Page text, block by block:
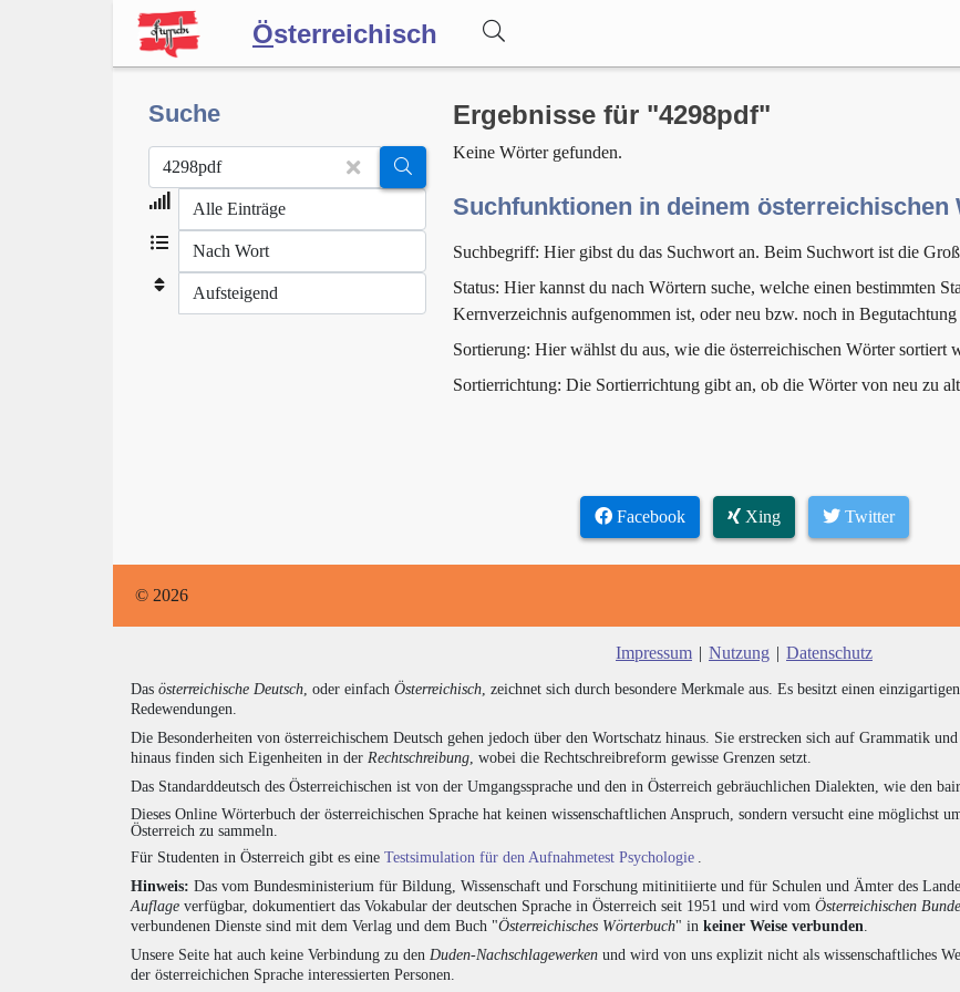
Österreichisch
Wörterbuch
Forum
Blog
Suche Ergebnisse für "4298pdf"
Keine Wörter gefunden.
Suchfunktionen in deinem österreichischen
Suchbegriff: Hier gibst du das Suchwort an. Beim Suchwort ist die
Status: Hier kannst du nach Wörtern suche, welche einen bestimmten
Kernverzeichnis aufgenommen ist, oder neu bzw. noch in Begutachtung
Sortierung: Hier wählst du aus, wie die österreichischen Wörter sortiert
Sortierrichtung: Die Sortierrichtung gibt an, ob die Wörter von neu zu
Facebook Xing Twitter
© 2026
Impressum | Nutzung | Datenschutz
Das österreichische Deutsch , oder einfach Österreichisch , zeichnet sich durch besondere Merkmale aus. Es besitzt einen
Redewendungen.
Die Besonderheiten von österreichischem Deutsch gehen jedoch über den Wortschatz hinaus. Sie erstrecken sich auf Grammatik
hinaus finden sich Eigenheiten in der Rechtschreibung , wobei die Rechtschreibreform gewisse Grenzen setzt.
Das Standarddeutsch des Österreichischen ist von der Umgangssprache und den in Österreich gebräuchlichen Dialekten, wie den
Dieses Online Wörterbuch der österreichischen Sprache hat keinen wissenschaftlichen Anspruch, sondern versucht eine möglichst
Österreich zu sammeln.
Für Studenten in Österreich gibt es eine Testsimulation für den Aufnahmetest Psychologie
Hinweis: Das vom Bundesministerium für Bildung, Wissenschaft und Forschung mitinitiierte und für Schulen und Ämter des
Auflage verfügbar, dokumentiert das Vokabular der deutschen Sprache in Österreich seit 1951 und wird vom Österreichischen
verbundenen Dienste sind mit dem Verlag und dem Buch "Österreichisches Wörterbuch" in keiner Weise verbunden
Unsere Seite hat auch keine Verbindung zu den Duden-Nachschlagewerken und wird von uns explizit nicht als wissenschaftliches
der österreichichen Sprache interessierten Personen.